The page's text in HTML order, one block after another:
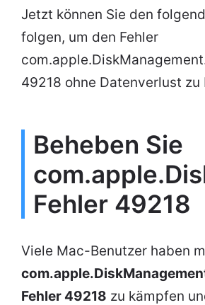
Jetzt können Sie den
folgen, um den Fehler
49218 ohne Datenverlust zu
Beheben Sie
Fehler 49218
Viele Mac-Benutzer haben
Fehler 49218 zu kämpfen